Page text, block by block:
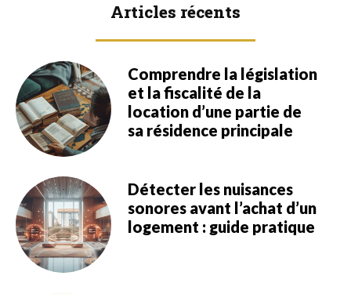
Articles récents
Comprendre la législation
et la fiscalité de la
location d’une partie de
sa résidence principale
Détecter les nuisances
sonores avant l’achat d’un
logement : guide pratique